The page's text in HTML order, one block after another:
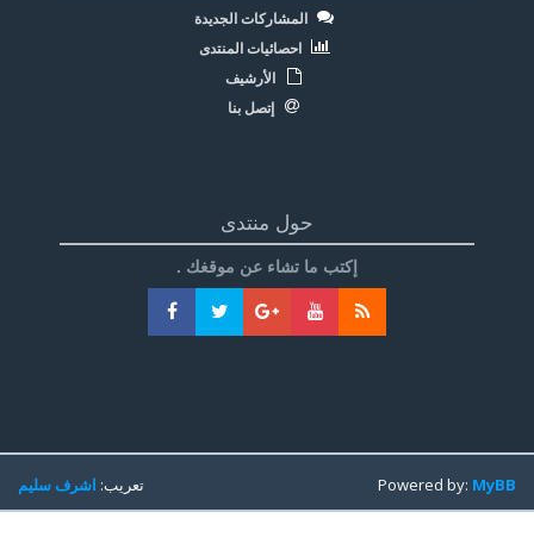
المشاركات الجديدة
احصائيات المنتدى
الأرشيف
إتصل بنا
حول منتدى
إكتب ما تشاء عن موقغك .
تعريب:اشرف سليم Powered by:MyBB